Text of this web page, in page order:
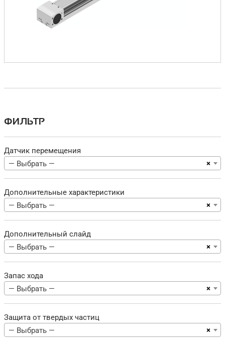
ФИЛЬТР
Датчик перемещения
×
— Выбрать —
Дополнительные характеристики
×
— Выбрать —
Дополнительный слайд
×
— Выбрать —
Запас хода
×
— Выбрать —
Защита от твердых частиц
×
— Выбрать —